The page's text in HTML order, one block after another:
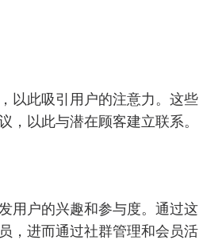
以此吸引用户的注意力。这些
以此与潜在顾客建立联系。
用户的兴趣和参与度。通过这
，进而通过社群管理和会员活